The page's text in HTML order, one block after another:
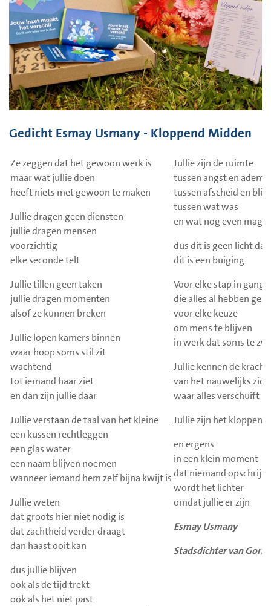
Gedicht Esmay Usmany - Kloppend Midden
Ze zeggen dat het gewoon werk is
maar wat jullie doen
heeft niets met gewoon te maken
Jullie dragen geen diensten
jullie dragen mensen
voorzichtig
elke seconde telt
Jullie tillen geen taken
jullie dragen momenten
alsof ze kunnen breken
Jullie lopen kamers binnen
waar hoop soms stil zit
wachtend
tot iemand haar ziet
en dan zijn jullie daar
Jullie verstaan de taal van het kleine
een kussen rechtleggen
een glas water
een naam blijven noemen
wanneer iemand hem zelf bijna kwijt is
Jullie weten
dat groots hier niet nodig is
dat zachtheid verder draagt
dan haast ooit kan
dus jullie blijven
ook als de tijd trekt
ook als het niet past
Jullie zijn de ruimte
tussen angst en adem
tussen afscheid en
tussen wat was
en wat nog even mag
dus dit is geen licht
dit is een buiging
Voor elke stap in
die alles al hebben
voor elke keuze
om mens te blijven
in werk dat soms te
Jullie kennen de kracht
van het nauwelijks
waar alles verschuift
Jullie zijn het
en ergens
in een klein moment
dat niemand opschrijft
wordt het lichter
omdat jullie er zijn
Esmay Usmany
Stadsdichter van